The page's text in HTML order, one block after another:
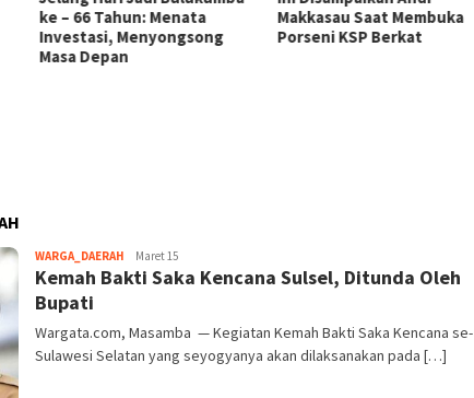
Makkasau Saat Membuka
Porseni KSP Berkat
WARGA_DAERAH rootMaret 15
Kemah Bakti Saka Kencana Sulsel, Ditunda Oleh
Bupati
Wargata.com, Masamba — Kegiatan Kemah Bakti Saka Kencana se-
Sulawesi Selatan yang seyogyanya akan dilaksanakan pada […]